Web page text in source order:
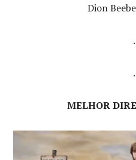
Dion
.
.
MELHOR